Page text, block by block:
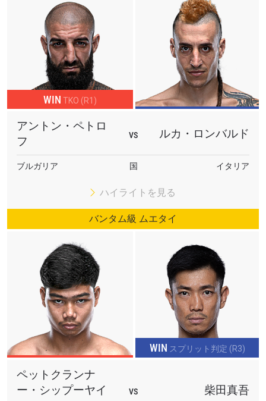
WIN TKO (R1)
アントン・ペトロ
フ
VS ルカ・ロンバルド
ブルガリア 国 イタリア
ハイライトを見る
バンタム級 ムエタイ
WIN スプリット判定 (R3)
ペットクランナ
ー・シップーヤイ
VS 柴田真吾